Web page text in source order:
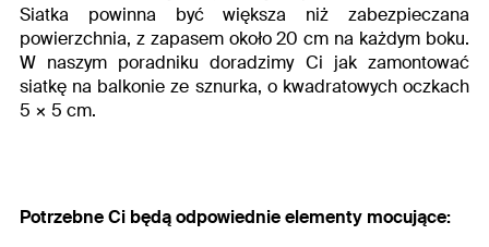
Siatka powinna być większa niż zabezpieczana
powierzchnia, z zapasem około 20 cm na każdym boku.
W naszym poradniku doradzimy Ci jak zamontować
siatkę na balkonie ze sznurka, o kwadratowych oczkach
5 × 5 cm.
Potrzebne Ci będą odpowiednie elementy mocujące: